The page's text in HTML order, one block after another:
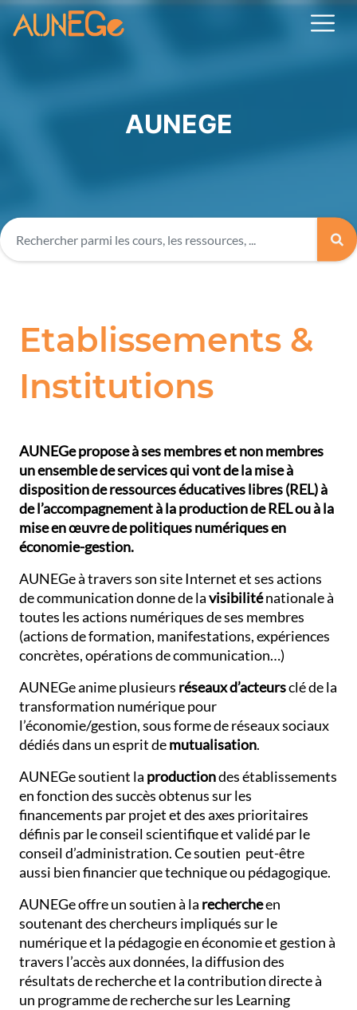
AUNEGE
Etablissements &
Institutions
AUNEGe propose à ses membres et non membres
un ensemble de services qui vont de la mise à
disposition de ressources éducatives libres (REL) à
de l’accompagnement à la production de REL ou à la
mise en œuvre de politiques numériques en
économie-gestion.
AUNEGe à travers son site Internet et ses actions
de communication donne de lavisibiliténationale à
toutes les actions numériques de ses membres
(actions de formation, manifestations, expériences
concrètes, opérations de communication…)
AUNEGe anime plusieurs réseaux d’acteursclé de la
transformation numérique pour
l’économie/gestion, sous forme de réseaux sociaux
dédiés dans un esprit demutualisation.
AUNEGe soutient la productiondes établissements
en fonction des succès obtenus sur les
financements par projet et des axes prioritaires
définis par le conseil scientifique et validé par le
conseil d’administration. Ce soutien peut-être
aussi bien financier que technique ou pédagogique.
AUNEGe offre un soutien à la rechercheen
soutenant des chercheurs impliqués sur le
numérique et la pédagogie en économie et gestion à
travers l’accès aux données, la diffusion des
résultats de recherche et la contribution directe à
un programme de recherche sur les Learning